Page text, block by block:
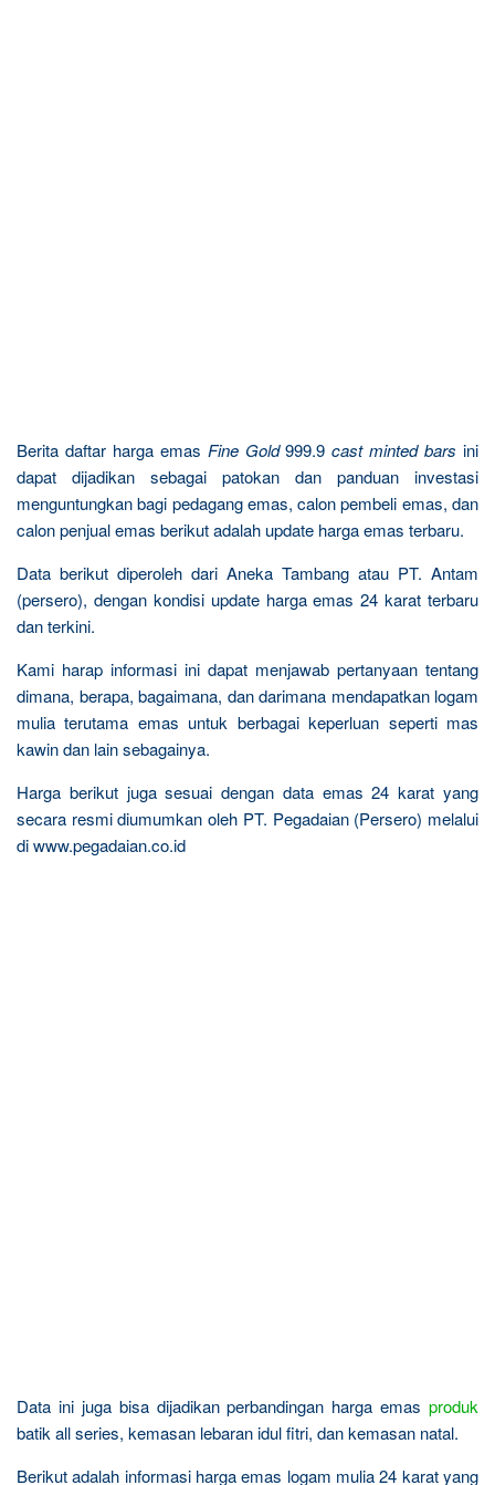
Berita daftar harga emas Fine Gold999.9cast minted barsini
dapat dijadikan sebagai patokan dan panduan investasi
menguntungkan bagi pedagang emas, calon pembeli emas, dan
calon penjual emas berikut adalah update harga emas terbaru.
Data berikut diperoleh dari Aneka Tambang atau PT. Antam
(persero), dengan kondisi update harga emas 24 karat terbaru
dan terkini.
Kami harap informasi ini dapat menjawab pertanyaan tentang
dimana, berapa, bagaimana, dan darimana mendapatkan logam
mulia terutama emas untuk berbagai keperluan seperti mas
kawin dan lain sebagainya.
Harga berikut juga sesuai dengan data emas 24 karat yang
secara resmi diumumkan oleh PT. Pegadaian (Persero) melalui
di www.pegadaian.co.id
Data ini juga bisa dijadikan perbandingan harga emas produk
batik all series, kemasan lebaran idul fitri, dan kemasan natal.
Berikut adalah informasi harga emas logam mulia 24 karat yang